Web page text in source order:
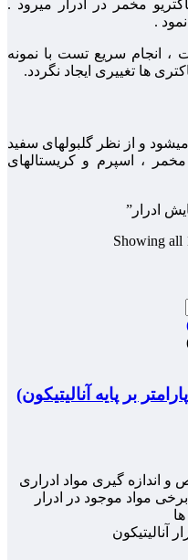
مخمر در ادرار میرود .
.
، انجام سریع تست با نمونه
ها تغییری ایجاد نگردد.
و از نظر گلبولهای سفید
، اسپرم و کریستالهای
ادرار”
Showing all
اندازه گیری مواد ادراری
مواد موجود در ادرار
آنالیتیکون